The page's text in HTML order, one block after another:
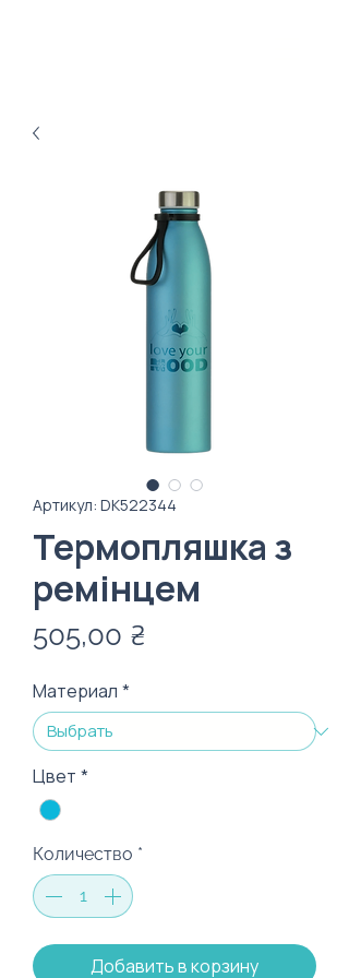
Артикул: DК522344
Термопляшка з
ремінцем
505,00 ₴
Материал *
Цвет *
Количество *
Добавить в корзину